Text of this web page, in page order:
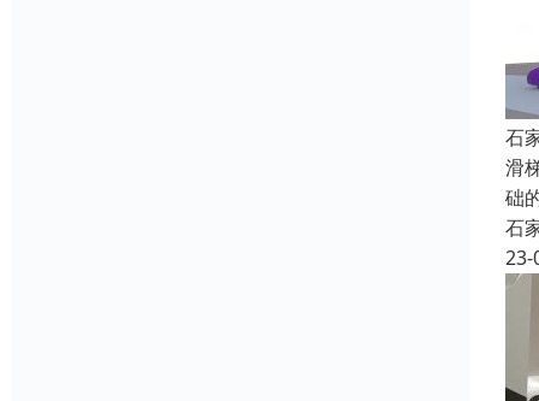
石
滑
础
石
23-